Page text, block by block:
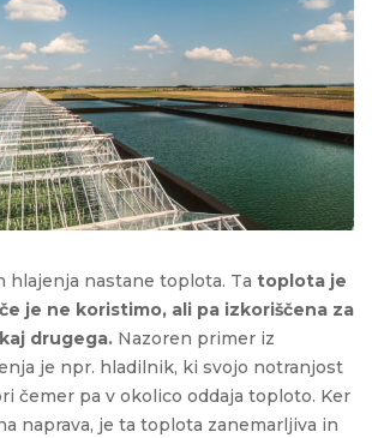
hlajenja nastane toplota. Ta toplota je
je ne koristimo, ali pa izkoriščena za
drugega. Nazoren primer iz
je npr. hladilnik, ki svojo notranjost
čemer pa v okolico oddaja toploto. Ker
naprava, je ta toplota zanemarljiva in